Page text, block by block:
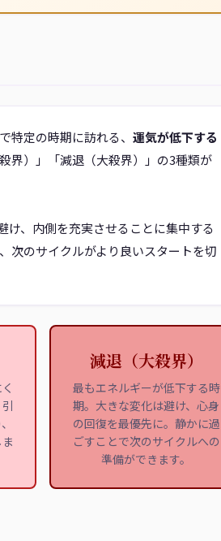
定の時期に訪れる、 運気が低下する
界）」「減退（大殺界）」の3種類が
、内側を充実させることに集中する
次のサイクルがより良いスタートを切
減退（大殺界）
最もエネルギーが低下する時
期。大きな変化は避け、心身
の回復を最優先に。静かに過
ごすことで次のサイクルへの
準備ができます。